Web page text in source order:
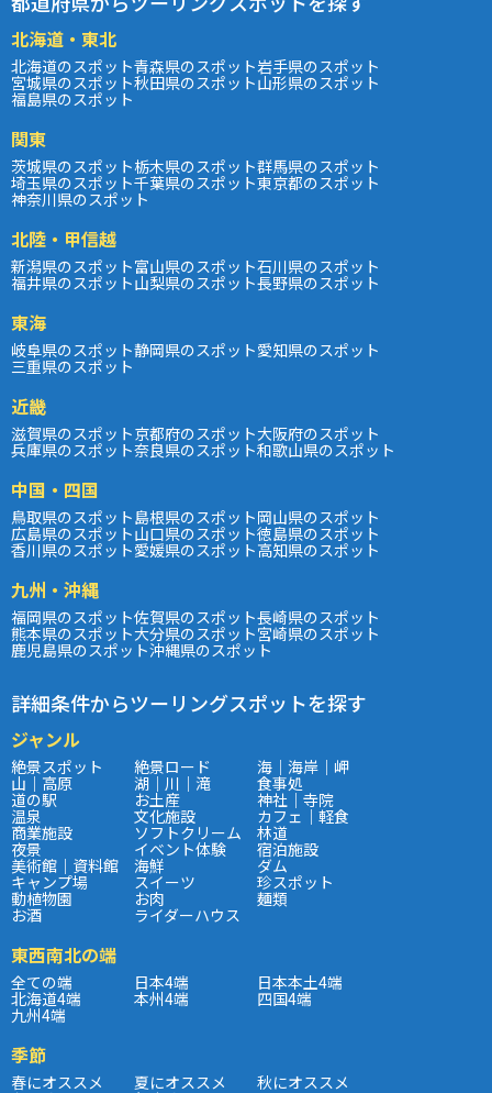
北海道・東北
北海道のスポット青森県のスポット岩手県のスポット
宮城県のスポット秋田県のスポット山形県のスポット
福島県のスポット
関東
茨城県のスポット栃木県のスポット群馬県のスポット
埼玉県のスポット千葉県のスポット東京都のスポット
神奈川県のスポット
北陸・甲信越
新潟県のスポット富山県のスポット石川県のスポット
福井県のスポット山梨県のスポット長野県のスポット
東海
岐阜県のスポット静岡県のスポット愛知県のスポット
三重県のスポット
近畿
滋賀県のスポット京都府のスポット大阪府のスポット
兵庫県のスポット奈良県のスポット和歌山県のスポット
中国・四国
鳥取県のスポット島根県のスポット岡山県のスポット
広島県のスポット山口県のスポット徳島県のスポット
香川県のスポット愛媛県のスポット高知県のスポット
九州・沖縄
福岡県のスポット佐賀県のスポット長崎県のスポット
熊本県のスポット大分県のスポット宮崎県のスポット
鹿児島県のスポット沖縄県のスポット
詳細条件からツーリングスポットを探す
ジャンル
絶景スポット 絶景ロード 海｜海岸｜岬
山｜高原 湖｜川｜滝 食事処
道の駅 お土産 神社｜寺院
温泉 文化施設 カフェ｜軽食
商業施設 ソフトクリーム 林道
夜景 イベント体験 宿泊施設
美術館｜資料館 海鮮 ダム
キャンプ場 スイーツ 珍スポット
動植物園 お肉 麺類
お酒 ライダーハウス
東西南北の端
全ての端 日本4端 日本本土4端
北海道4端 本州4端 四国4端
九州4端
季節
春にオススメ 夏にオススメ 秋にオススメ